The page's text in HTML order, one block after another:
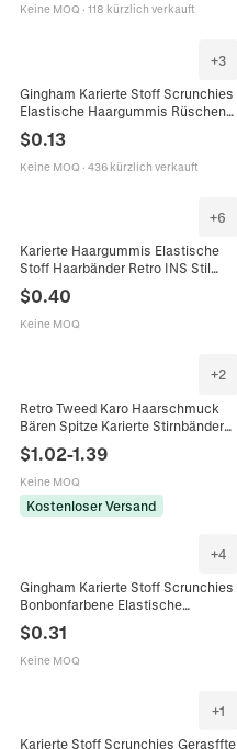
Haarschmuck
Keine MOQ · 118 kürzlich verkauft
+3
Gingham Karierte Stoff Scrunchies
Elastische Haargummis Rüschen
Pferdeschwanzhalter Weiches
Stirnband Damen Mädchen
Haarschmuck
$0.13
Keine MOQ · 436 kürzlich verkauft
+6
Karierte Haargummis Elastische
Stoff Haarbänder Retro INS Stil
Große Haargummis Für Damen
Mädchen Haarschmuck
$0.40
Keine MOQ
+2
Retro Tweed Karo Haarschmuck
Bären Spitze Karierte Stirnbänder
Mädchen Täglicher Haarschmuck
$1.02-1.39
Keine MOQ
Kostenloser Versand
+4
Gingham Karierte Stoff Scrunchies
Bonbonfarbene Elastische
Haargummis Mit Herzetikett Süße
Weiche Haaraccessoires Für
Mädchen Frauen
$0.31
Keine MOQ
+1
Karierte Stoff Scrunchies Gerasffte